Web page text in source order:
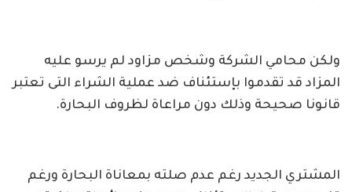
ولكن محامي الشركة وشخص مزاود لم يرسو عليه
المزاد قد تقدموا بإستئناف ضد عملية الشراء التى تعتبر
قانونا صحيحة وذلك دون مراعاة لظروف البحارة.
المشتري الجديد رغم عدم صلته بمعاناة البحارة ورغم